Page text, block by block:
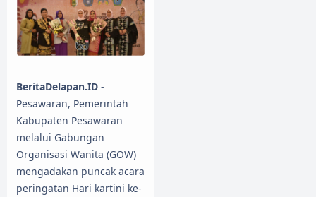
BeritaDelapan.ID -
Pesawaran, Pemerintah
Kabupaten Pesawaran
melalui Gabungan
Organisasi Wanita (GOW)
mengadakan puncak acara
peringatan Hari kartini ke-